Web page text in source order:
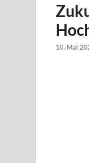
10. Mai